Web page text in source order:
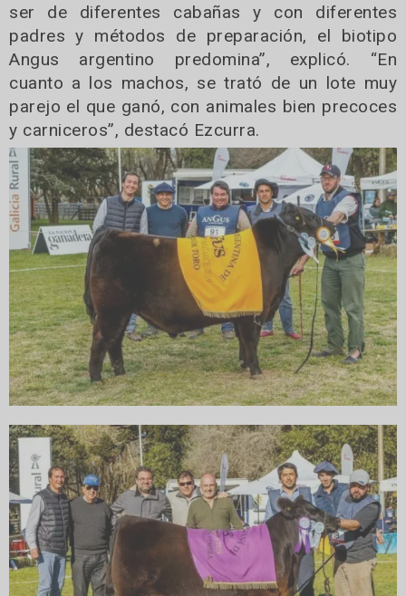
ser de diferentes cabañas y con diferentes
padres y métodos de preparación, el biotipo
Angus argentino predomina”, explicó. “En
cuanto a los machos, se trató de un lote muy
parejo el que ganó, con animales bien precoces
y carniceros”, destacó Ezcurra.